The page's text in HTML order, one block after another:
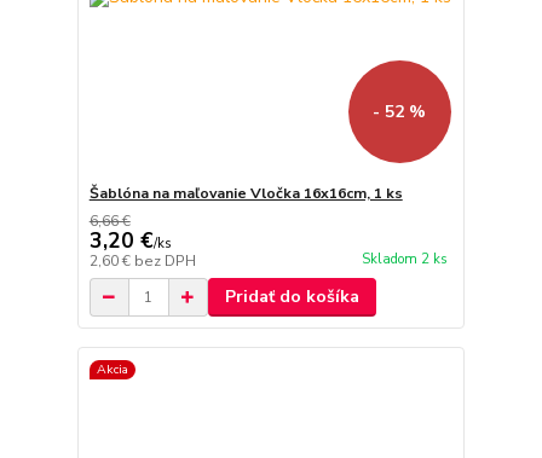
- 52 %
Šablóna na maľovanie Vločka 16x16cm, 1 ks
6,66 €
3,20 €/ks
2,60 € bez DPH Skladom 2 ks
Pridať do košíka
Akcia